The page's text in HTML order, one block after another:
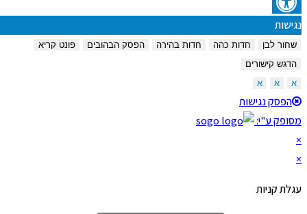
נגישות
שחור לבן חדות כהה חדות בהירה הפסק הבהובים
פונט קריא
הדגש קישורים
הפסק נגישות
מסופק ע"י:
עגלת קניות